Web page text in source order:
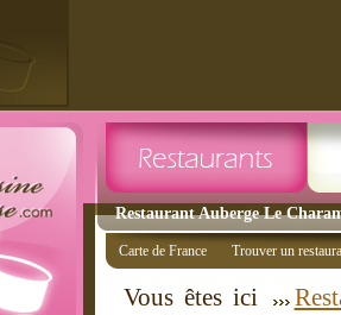
Restaurant Auberge Le
Carte de France Trouver un
Vous êtes ici